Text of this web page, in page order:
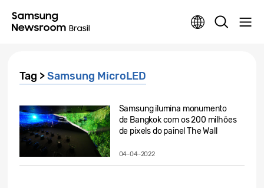
Tag >Samsung MicroLED
Samsung ilumina monumento
de Bangkok com os 200 milhões
de pixels do painel The Wall
04-04-2022